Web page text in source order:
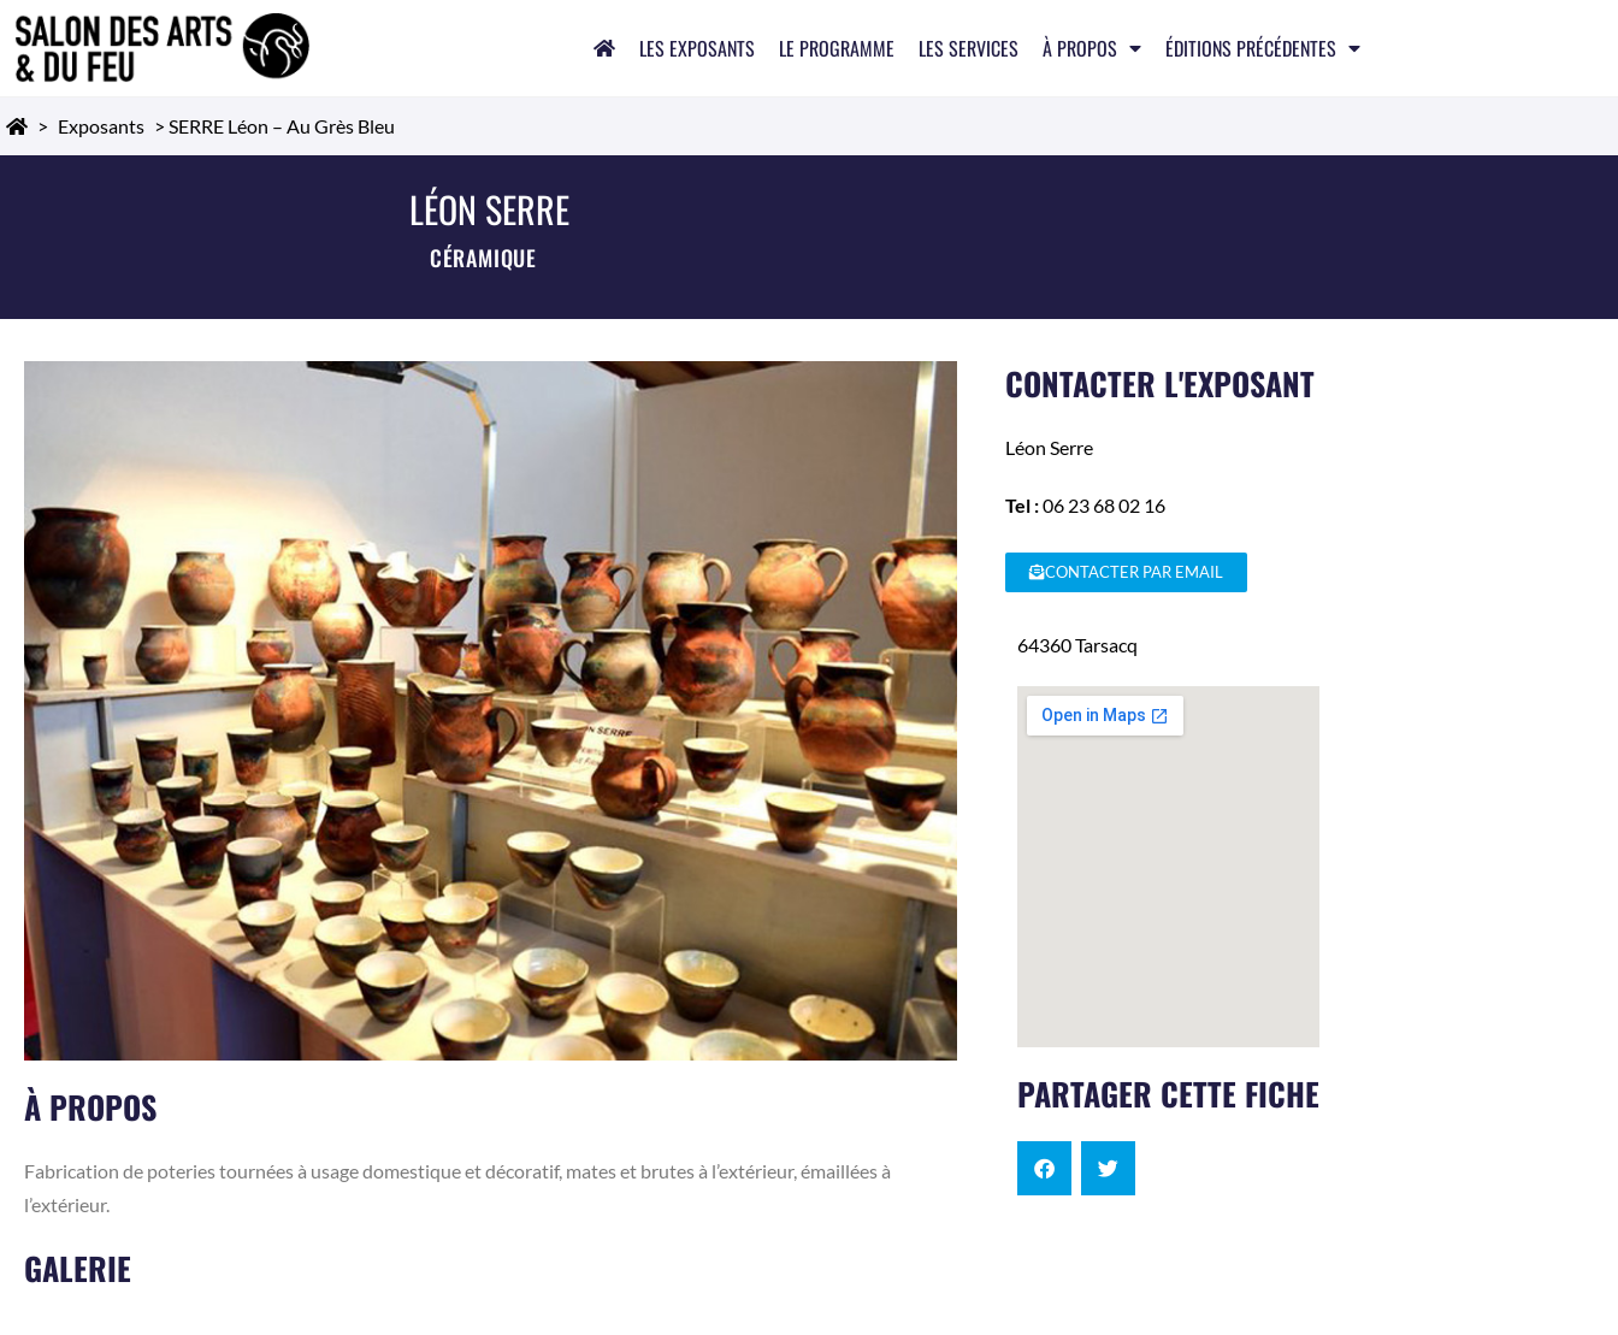
LES EXPOSANTS LE PROGRAMME LES SERVICES À PROPOS ÉDITIONS PRÉCÉDENTES
> Exposants > SERRE Léon – Au Grès Bleu
LÉON SERRE
CÉRAMIQUE
À PROPOS
Fabrication de poteries tournées à usage domestique et décoratif, mates et brutes à l’extérieur, émaillées à
l’extérieur.
GALERIE
CONTACTER L'EXPOSANT
Léon Serre
Tel :06 23 68 02 16
CONTACTER PAR EMAIL
64360Tarsacq
PARTAGER CETTE FICHE